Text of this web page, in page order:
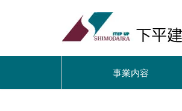
事業内容